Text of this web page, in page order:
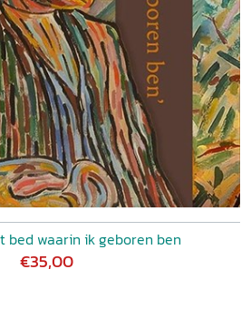
bed waarin ik geboren ben
€35,00